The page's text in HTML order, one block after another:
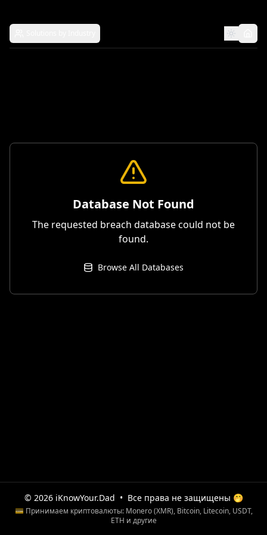
Database Not Found
The requested breach database could not be
found.
Browse All Databases
© 2026 iKnowYour.Dad • Все права не защищены 🤭
💳 Принимаем криптовалюты: Monero (XMR), Bitcoin, Litecoin, USDT,
ETH и другие